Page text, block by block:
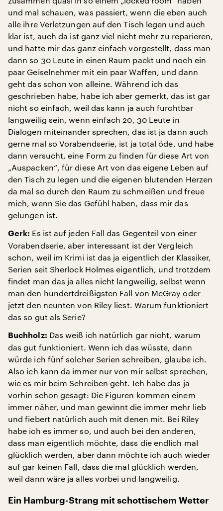
und mal schauen, was passiert, wenn die eben auch
alle ihre Verletzungen auf den Tisch legen und auch
klar ist, auch da ist ganz viel nicht mehr zu reparieren,
und hatte mir das ganz einfach vorgestellt, dass man
dann so 30 Leute in einen Raum packt und noch ein
paar Geiselnehmer mit ein paar Waffen, und dann
geht das schon von alleine. Während ich das
geschrieben habe, habe ich aber gemerkt, das ist gar
nicht so einfach, weil das kann ja auch furchtbar
langweilig sein, wenn einfach 20, 30 Leute in
Dialogen miteinander sprechen, das ist ja dann auch
gerne mal so Vorabendserie, ist ja total öde, und habe
dann versucht, eine Form zu finden für diese Art von
„Auspacken“, für diese Art von das eigene Leben auf
den Tisch zu legen und die eigenen blutenden Herzen
da mal so durch den Raum zu schmeißen und freue
mich, wenn Sie das Gefühl haben, dass mir das
gelungen ist.
Gerk: Es ist auf jeden Fall das Gegenteil von einer
Vorabendserie, aber interessant ist der Vergleich
schon, weil im Krimi ist das ja eigentlich der Klassiker,
Serien seit Sherlock Holmes eigentlich, und trotzdem
findet man das ja alles nicht langweilig, selbst wenn
man den hundertdreißigsten Fall von McGray oder
jetzt den neunten von Riley liest. Warum funktioniert
das so gut als Serie?
Buchholz: Das weiß ich natürlich gar nicht, warum
das gut funktioniert. Wenn ich das wüsste, dann
würde ich fünf solcher Serien schreiben, glaube ich.
Also ich kann da immer nur von mir selbst sprechen,
wie es mir beim Schreiben geht. Ich habe das ja
vorhin schon gesagt: Die Figuren kommen einem
immer näher, und man gewinnt die immer mehr lieb
und fiebert natürlich auch mit denen mit. Bei Riley
habe ich es immer so, und auch bei den anderen,
dass man eigentlich möchte, dass die endlich mal
glücklich werden, aber dann möchte ich auch wieder
auf gar keinen Fall, dass die mal glücklich werden,
weil dann wäre ja alles vorbei und langweilig.
Ein Hamburg-Strang mit schottischem Wetter